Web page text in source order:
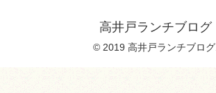
高井戸ランチブログ
© 2019 高井戸ランチブログ.